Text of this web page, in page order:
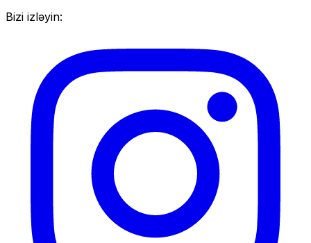
Bizi izləyin: